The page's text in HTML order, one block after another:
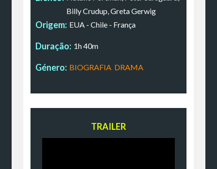
Billy Crudup, Greta Gerwig
Origem: EUA - Chile - França
Duração: 1h 40m
Género: BIOGRAFIA DRAMA
TRAILER